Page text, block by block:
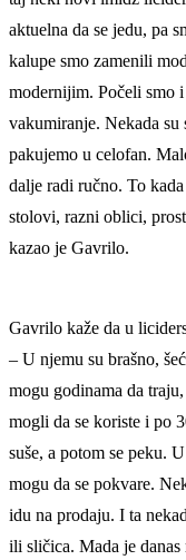
aktuelna da se jedu, pa
kalupe smo zamenili
modernijim. Počeli smo
vakumiranje. Nekada su
pakujemo u celofan.
dalje radi ručno. To
stolovi, razni oblici,
kazao je Gavrilo.
Gavrilo kaže da u
– U njemu su brašno,
mogu godinama da
mogli da se koriste i po
suše, a potom se peku.
mogu da se pokvare.
idu na prodaju. I ta
ili sličica. Mada je